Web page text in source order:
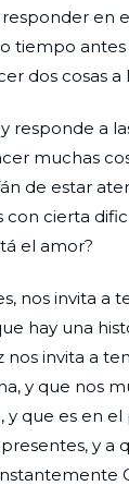
tiempo
dos cosas
a
muchas
de estar
con cierta
el amor?
nos invita
hay una
nos invita a
y que nos
que es en
y